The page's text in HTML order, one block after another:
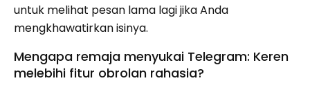
untuk melihat pesan lama lagi jika Anda
mengkhawatirkan isinya.
Mengapa remaja menyukai Telegram: Keren
melebihi fitur obrolan rahasia?